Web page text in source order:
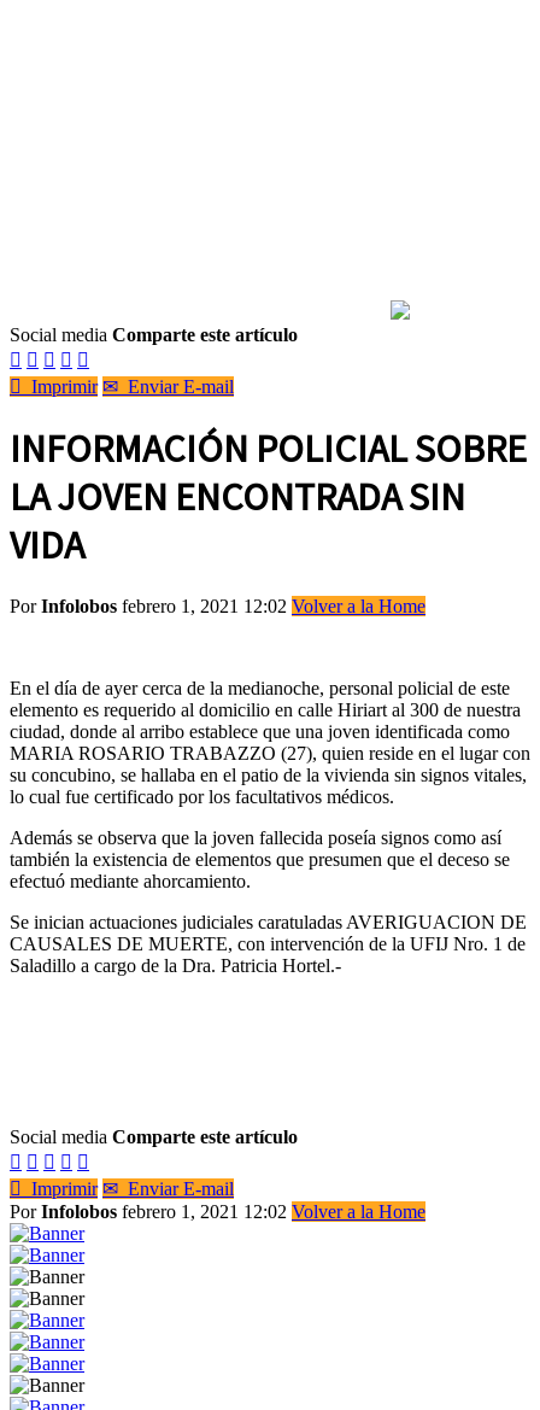
Social media Comparte este artículo
    
 Imprimir ✉ Enviar E-mail
INFORMACIÓN POLICIAL SOBRE
LA JOVEN ENCONTRADA SIN
VIDA
PorInfolobos febrero 1, 2021 12:02 Volver a la Home
En el día de ayer cerca de la medianoche, personal policial de este
elemento es requerido al domicilio en calle Hiriart al 300 de nuestra
ciudad, donde al arribo establece que una joven identificada como
MARIA ROSARIO TRABAZZO (27), quien reside en el lugar con
su concubino, se hallaba en el patio de la vivienda sin signos vitales,
lo cual fue certificado por los facultativos médicos.
Además se observa que la joven fallecida poseía signos como así
también la existencia de elementos que presumen que el deceso se
efectuó mediante ahorcamiento.
Se inician actuaciones judiciales caratuladas AVERIGUACION DE
CAUSALES DE MUERTE, con intervención de la UFIJ Nro. 1 de
Saladillo a cargo de la Dra. Patricia Hortel.-
Social media Comparte este artículo
    
 Imprimir ✉ Enviar E-mail
PorInfolobos febrero 1, 2021 12:02 Volver a la Home